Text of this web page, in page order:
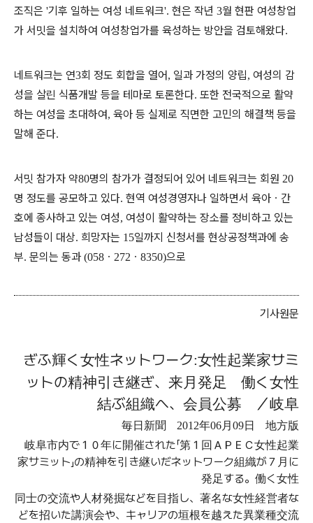
조직은 '기후 일하는 여성 네트워크'. 현은 작년 3월 현판 여성창업
가 서밋을 설치하여 여성창업가를 육성하는 방안을 검토해왔다.
네트워크는 연3회 정도 회합을 열어, 일과 가정의 양립, 여성의 감
성을 살린 식품개발 등을 테마로 토론한다. 또한 전국적으로 활약
하는 여성을 초대하여, 육아 등 실제로 직면한 고민의 해결책 등을
말해 준다.
서밋 참가자 약80명의 참가가 결정되어 있어 네트워크는 회원 20
명 정도를 공모하고 있다. 현역 여성경영자나 일하면서 육아 ㆍ 간
호에 종사하고 있는 여성, 여성이 활약하는 장소를 정비하고 있는
남성들이 대상. 희망자는 15일까지 신청서를 현상공정책과에 송
부. 문의는 동과 (058 ㆍ 272 ㆍ 8350)으로
기사원문
ぎふ輝く 女性ネットワーク:女性起業家サミ
ットの精神引 き継ぎ、 来月発足 働く 女性
結ぶ組織へ、 会員公募 ／岐阜
毎日新聞 2012年06月09日
地方版
岐阜市内で １０年に開催された「第 １ 回 ＡＰＥＣ女性起業
家サミット」の精神を引 き継いだネットワーク組織が ７ 月 に
発足する。 働く女性
同士の交流や人材発掘などを目指し、 著名な女性経営者な
どを招いた講演会や、 キャリアの垣根を越えた異業種交流